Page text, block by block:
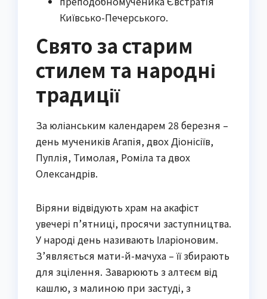
Київсько-Печерського.
Свято за старим
стилем та народні
традиції
За юліанським календарем 28 березня –
день мучеників Агапія, двох Діонісіїв,
Пуплія, Тимолая, Роміла та двох
Олександрів.
Віряни відвідують храм на акафіст
увечері п’ятниці, просячи заступництва.
У народі день називають Іларіоновим.
З’являється мати-й-мачуха – її збирають
для зцілення. Заварюють з алтеєм від
кашлю, з малиною при застуді, з